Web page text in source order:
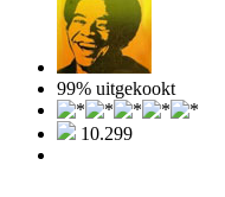
99% uitgekookt
10.299